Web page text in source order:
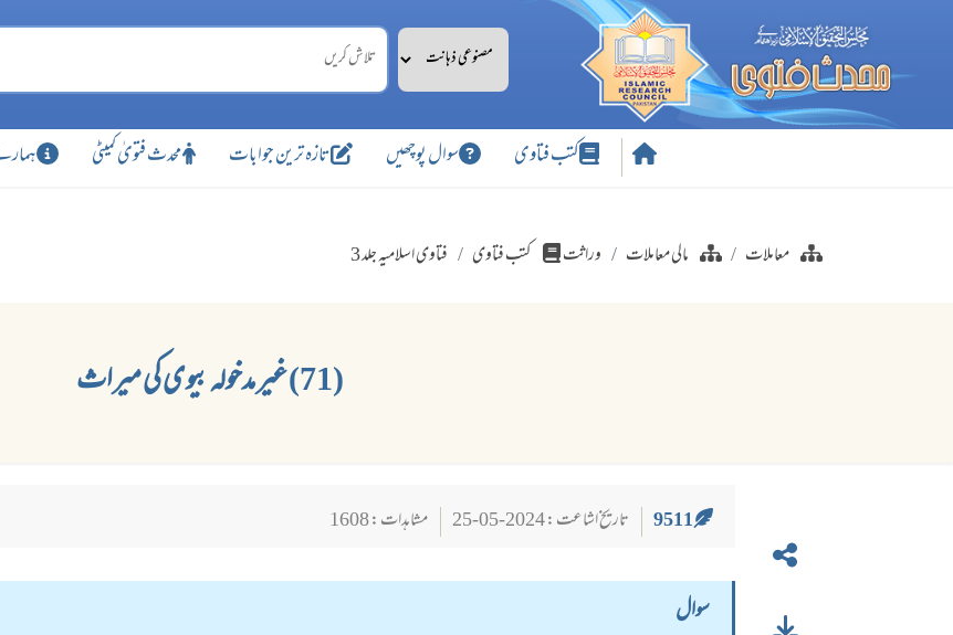
کتب فتاوی سوال پوچھیں تازہ ترین جوابات محدث فتویٰ کمیٹی
معاملات مالی معاملات وراثت کتب فتاوی فتاوی اسلامیہ جلد 3
(71) غیر مدخولہ بیوی کی میراث
9511 تاریخ اشاعت : 2024-05-25 مشاہدات : 1608
سوال